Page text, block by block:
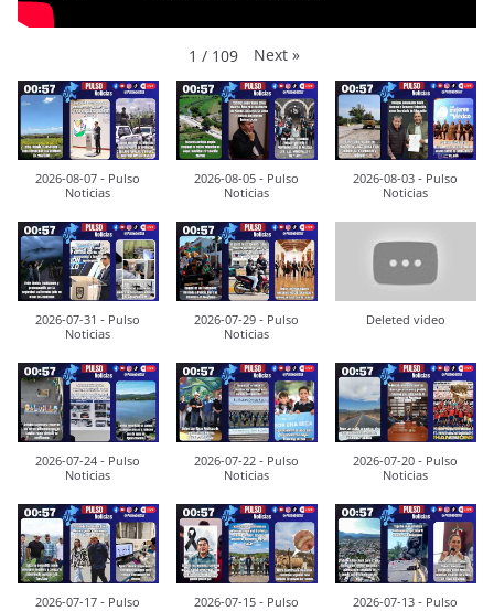
1 / 109 Next »
2026-08-07 - Pulso
Noticias
2026-08-05 - Pulso
Noticias
2026-08-03 - Pulso
Noticias
2026-07-31 - Pulso
Noticias
2026-07-29 - Pulso
Noticias
Deleted video
2026-07-24 - Pulso
Noticias
2026-07-22 - Pulso
Noticias
2026-07-20 - Pulso
Noticias
2026-07-17 - Pulso
2026-07-15 - Pulso
2026-07-13 - Pulso